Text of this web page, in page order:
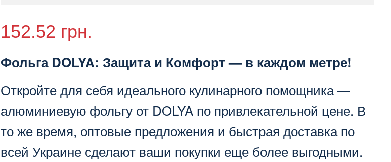
см,
/
50м
ящ.)
152.52 грн.
Фольга DOLYA: Защита и Комфорт — в каждом метре!
Откройте для себя идеального кулинарного помощника —
алюминиевую фольгу от DOLYA по привлекательной цене. В
то же время, оптовые предложения и быстрая доставка по
всей Украине сделают ваши покупки еще более выгодными.